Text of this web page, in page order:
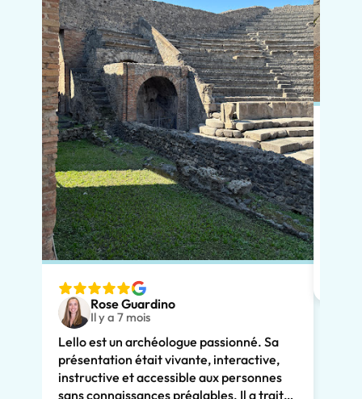
Rose Guardino
Il y a 7 mois
Lello est un archéologue passionné. Sa
présentation était vivante, interactive,
instructive et accessible aux personnes
sans connaissances préalables. Il a traité